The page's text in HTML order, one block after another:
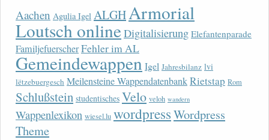
Aachen Agulia Igel ALGHArmorial
Loutsch onlineDigitalisierung Elefantenparade
FamiljefuerscherFehler im AL
Gemeindewappen Igel Jahresbilanz lvi
lëtzebuergesch Meilensteine WappendatenbankRietstap Rom
Schlußstein studentisches Velo veloh wandern
Wappenlexikon wiesel.lu wordpressWordpress
Theme